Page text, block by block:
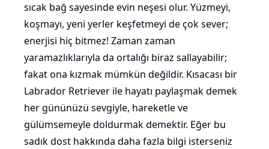
sıcak bağ sayesinde evin neşesi olur. Yüzmeyi,
koşmayı, yeni yerler keşfetmeyi de çok sever;
enerjisi hiç bitmez! Zaman zaman
yaramazlıklarıyla da ortalığı biraz sallayabilir;
fakat ona kızmak mümkün değildir. Kısacası bir
Labrador Retriever ile hayatı paylaşmak demek
her gününüzü sevgiyle, hareketle ve
gülümsemeyle doldurmak demektir. Eğer bu
sadık dost hakkında daha fazla bilgi isterseniz